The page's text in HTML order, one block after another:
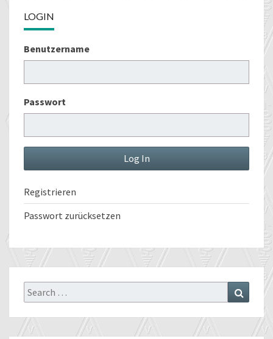
LOGIN
Benutzername
Passwort
Registrieren
Passwort zurücksetzen
Search
for:
Search